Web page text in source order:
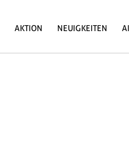
AKTION NEUIGKEITEN